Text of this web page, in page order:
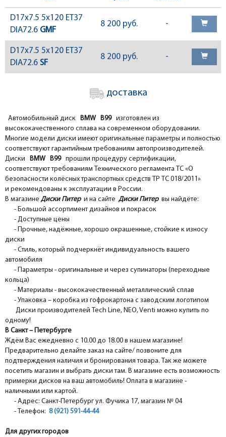
D17x7.5 5x120 ET37
DIA72.6 GMF
8 200 руб. -
D17x7.5 5x120 ET37
DIA72.6 SF
8 200 руб. -
доставка
Автомобильный диск BMW B99 изготовлен из
высококачественного сплава на современном оборудовании.
Многие модели диски имеют оригинальные параметры и полностью
соответствуют гарантийным требованиям автопроизводителей.
Диски BMW B99 прошли процедуру сертификации,
соответствуют требованиям Технического регламента ТС «О
безопасности колёсных транспортных средств ТР ТС 018/2011»
и рекомендованы к эксплуатации в России.
В магазине Диски Питер и на сайте Диски Питер вы найдёте:
- Большой ассортимент дизайнов и покрасок
- Доступные цены
- Прочные, надёжные, хорошо окрашенные, стойкие к износу
диски
- Стиль, который подчеркнёт индивидуальность вашего
автомобиля
- Параметры - оригинальные и через супинаторы (переходные
кольца)
- Материалы - высококачественный металлический сплав
- Упаковка – коробка из гофрокартона с заводским логотипом
Диски производителей Tech Line, NEO, Venti можно купить по
одному!
В Санкт – Петербурге
Ждём Вас ежедневно с 10.00 до 18.00 в нашем магазине!
Предварительно делайте заказ на сайте/ позвоните для
подтверждения наличия и бронирования товара. Так же можете
посетить магазин и выбрать диски там. В магазине есть возможность
примерки дисков на ваш автомобиль! Оплата в магазине -
наличными или картой.
- Адрес: Санкт-Петербург ул. Фучика 17, магазин № 04
- Телефон: 8 (921) 591-44-44
Для других городов